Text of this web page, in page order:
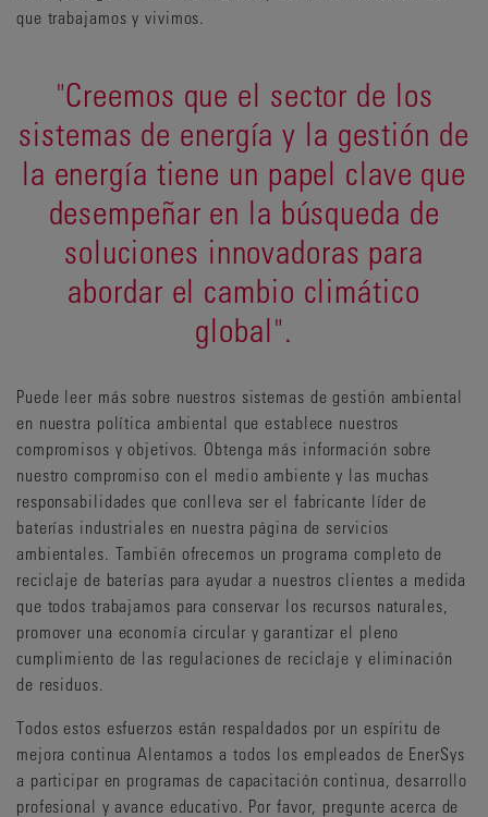
que trabajamos y vivimos.
"Creemos que el sector de los
sistemas de energía y la gestión de
la energía tiene un papel clave que
desempeñar en la búsqueda de
soluciones innovadoras para
abordar el cambio climático
global".
Puede leer más sobre nuestros sistemas de gestión ambiental
en nuestra política ambiental que establece nuestros
compromisos y objetivos. Obtenga más información sobre
nuestro compromiso con el medio ambiente y las muchas
responsabilidades que conlleva ser el fabricante líder de
baterías industriales en nuestra página de servicios
ambientales. También ofrecemos un programa completo de
reciclaje de baterías para ayudar a nuestros clientes a medida
que todos trabajamos para conservar los recursos naturales,
promover una economía circular y garantizar el pleno
cumplimiento de las regulaciones de reciclaje y eliminación
de residuos.
Todos estos esfuerzos están respaldados por un espíritu de
mejora continua Alentamos a todos los empleados de EnerSys
a participar en programas de capacitación continua, desarrollo
profesional y avance educativo. Por favor, pregunte acerca de